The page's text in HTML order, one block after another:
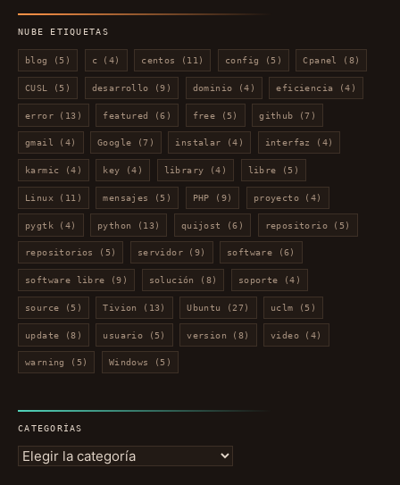
mes
NUBE ETIQUETAS
blog (5) c (4) centos (11) config (5) Cpanel (8)
CUSL (5) desarrollo (9) dominio (4) eficiencia (4)
error(13) featured (6) free (5) github (7)
gmail (4) Google (7) instalar (4) interfaz (4)
karmic (4) key (4) library (4) libre (5)
Linux (11) mensajes (5) PHP (9) proyecto (4)
pygtk (4) python (13) quijost (6) repositorio (5)
repositorios (5) servidor(9) software (6)
software libre (9) solución (8) soporte (4)
source (5) Tivion (13) Ubuntu (27) uclm (5)
update (8) usuario (5) version (8) video (4)
warning (5) Windows (5)
CATEGORÍAS